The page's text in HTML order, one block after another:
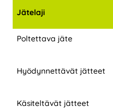
Jätelaji
Poltettava jäte
Hyödynnettävät jätteet
Käsiteltävät jätteet